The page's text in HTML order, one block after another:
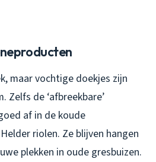
maar vochtige doekjes zijn
Zelfs de ‘afbreekbare’
af in de koude
riolen. Ze blijven hangen
plekken in oude gresbuizen.